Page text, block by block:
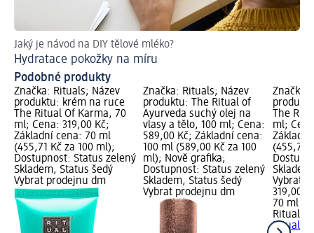
Jaký je návod na DIY tělové mléko?
Hydratace pokožky na míru
Podobné produkty
Značka: Rituals; Název
produktu: krém na ruce
The Ritual Of Karma, 70
ml; Cena: 319,00 Kč;
Základní cena: 70 ml
(455,71 Kč za 100 ml);
Dostupnost: Status zelený
Skladem, Status šedý
Vybrat prodejnu dm
Značka: Rituals; Název
produktu: The Ritual of
Ayurveda suchý olej na
vlasy a tělo, 100 ml; Cena:
589,00 Kč; Základní cena:
100 ml (589,00 Kč za 100
ml); Nově grafika;
Dostupnost: Status zelený
Skladem, Status šedý
Vybrat prodejnu dm
Značka:
The
ml;
(455,71
Vybrat
319,00
70 ml
Rituals
Ritual